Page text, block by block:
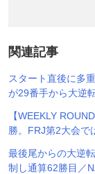
関連記事
スタート直後に多
が29番手から大逆
【WEEKLY
勝。FRJ第2大会で
最後尾からの大逆
制し通算62勝目／